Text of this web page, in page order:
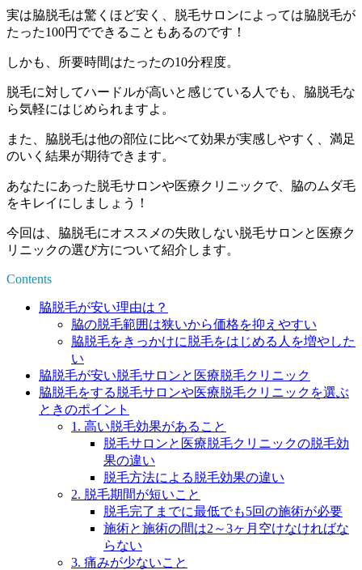
実は脇脱毛は驚くほど安く、脱毛サロンによっては脇脱毛が
たった100円でできることもあるのです！
しかも、所要時間はたったの10分程度。
脱毛に対してハードルが高いと感じている人でも、脇脱毛な
ら気軽にはじめられますよ。
また、 脇脱毛は他の部位に比べて効果が実感しやすく、満足
のいく結果が期待できます。
あなたにあった脱毛サロンや医療クリニックで、脇のムダ毛
をキレイにしましょう！
今回は、脇脱毛にオススメの失敗しない脱毛サロンと医療ク
リニックの選び方について紹介します。
Contents
脇脱毛が安い理由は？
脇の脱毛範囲は狭いから価格を抑えやすい
脇脱毛をきっかけに脱毛をはじめる人を増やした
い
脇脱毛が安い脱毛サロンと医療脱毛クリニック
脇脱毛をする脱毛サロンや医療脱毛クリニックを選ぶ
ときのポイント
1. 高い脱毛効果があること
脱毛サロンと医療脱毛クリニックの脱毛効
果の違い
脱毛方法による脱毛効果の違い
2. 脱毛期間が短いこと
脱毛完了までに最低でも5回の施術が必要
施術と施術の間は2～3ヶ月空けなければな
らない
3. 痛みが少ないこと